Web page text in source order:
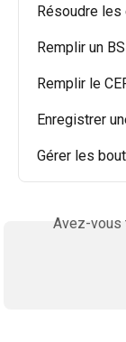
Résoudre les
Remplir un
Remplir le
Enregistrer
Gérer les
Avez-vous